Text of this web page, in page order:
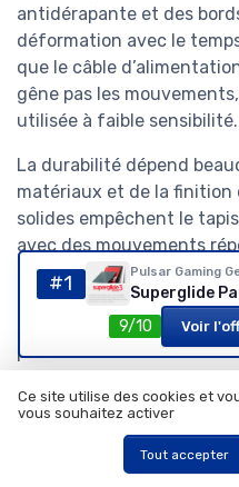
antidérapante et des
déformation avec le
que le câble
gêne pas les
utilisée à faible sensibilité.
La durabilité dépend
matériaux et de la finition
solides empêchent le
avec des mouvements
fréquents. Pour un
et compétitions, cette
robustesse sont aussi
pure de la surface micro.
Avis, prix et
comment lire
acheter au bon
#1 Pulsar Gaming
9/10
Voir
Ce site utilise des cookies et
vous souhaitez activer
Tout accepter